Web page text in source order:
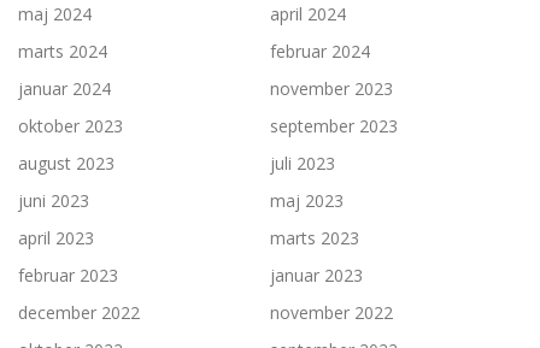
maj 2024
april 2024
marts 2024
februar 2024
januar 2024
november 2023
oktober 2023
september 2023
august 2023
juli 2023
juni 2023
maj 2023
april 2023
marts 2023
februar 2023
januar 2023
december 2022
november 2022